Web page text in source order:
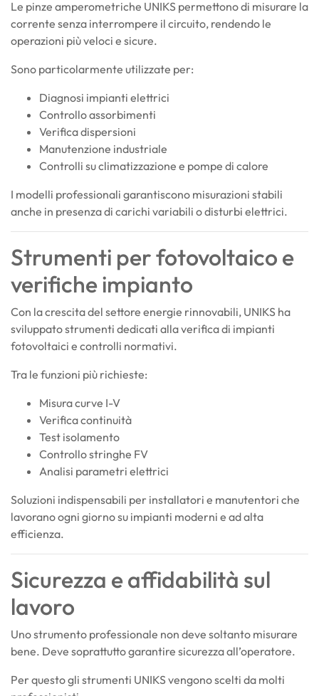
Le pinze amperometriche UNIKS permettono di misurare la
corrente senza interrompere il circuito, rendendo le
operazioni più veloci e sicure.
Sono particolarmente utilizzate per:
Diagnosi impianti elettrici
Controllo assorbimenti
Verifica dispersioni
Manutenzione industriale
Controlli su climatizzazione e pompe di calore
I modelli professionali garantiscono misurazioni stabili
anche in presenza di carichi variabili o disturbi elettrici.
Strumenti per fotovoltaico e
verifiche impianto
Con la crescita del settore energie rinnovabili, UNIKS ha
sviluppato strumenti dedicati alla verifica di impianti
fotovoltaici e controlli normativi.
Tra le funzioni più richieste:
Misura curve I-V
Verifica continuità
Test isolamento
Controllo stringhe FV
Analisi parametri elettrici
Soluzioni indispensabili per installatori e manutentori che
lavorano ogni giorno su impianti moderni e ad alta
efficienza.
Sicurezza e affidabilità sul
lavoro
Uno strumento professionale non deve soltanto misurare
bene. Deve soprattutto garantire sicurezza all’operatore.
Per questo gli strumenti UNIKS vengono scelti da molti